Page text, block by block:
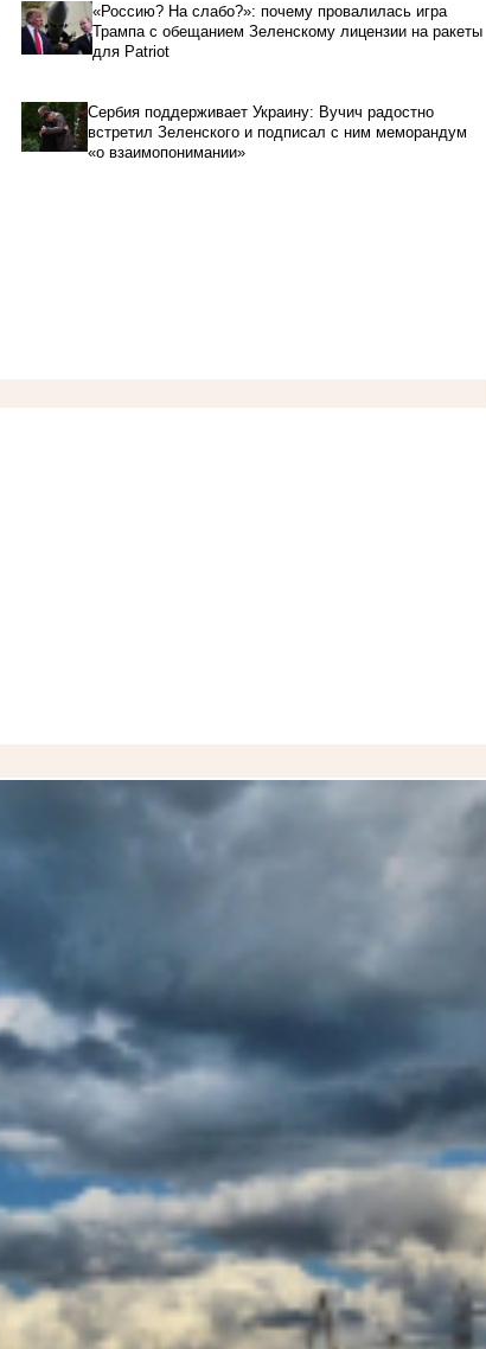
«Россию? На слабо?»: почему провалилась игра
Трампа с обещанием Зеленскому лицензии на ракеты
для Patriot
Сербия поддерживает Украину: Вучич радостно
встретил Зеленского и подписал с ним меморандум
«о взаимопонимании»